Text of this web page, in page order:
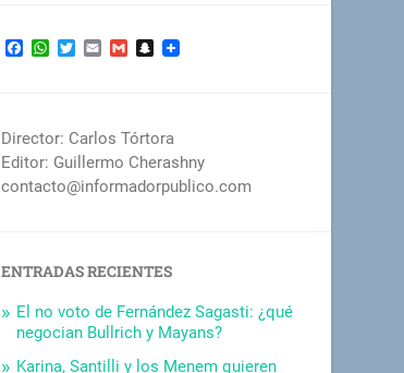
Facebook
WhatsApp
TwitterEmailGmailSnapchat
Director: Carlos Tórtora
Editor: Guillermo Cherashny
contacto@informadorpublico.com
ENTRADAS RECIENTES
El no voto de Fernández Sagasti: ¿qué
negocian Bullrich y Mayans?
Karina, Santilli y los Menem quieren